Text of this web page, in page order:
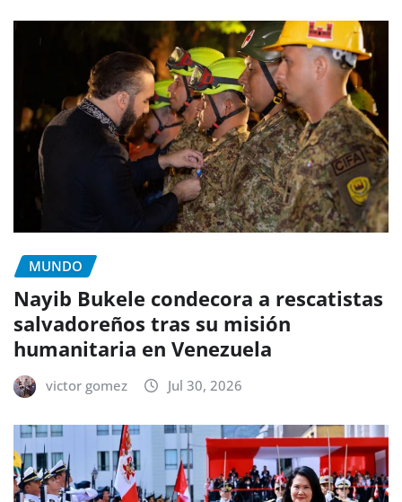
MUNDO
Nayib Bukele condecora a rescatistas
salvadoreños tras su misión
humanitaria en Venezuela
victor gomez Jul 30, 2026